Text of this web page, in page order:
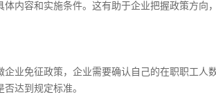
内容和实施条件。这有助于企业把握政策方向，
业免征政策，企业需要确认自己的在职职工人
达到规定标准。